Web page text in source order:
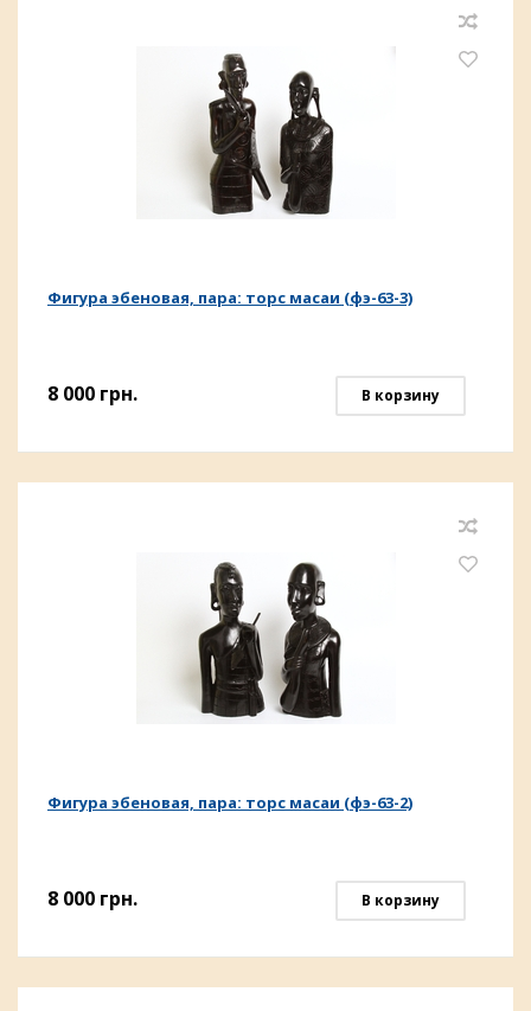
Фигура эбеновая, пара: торс масаи (фэ-63-3)
8 000 грн. В корзину
Фигура эбеновая, пара: торс масаи (фэ-63-2)
8 000 грн. В корзину